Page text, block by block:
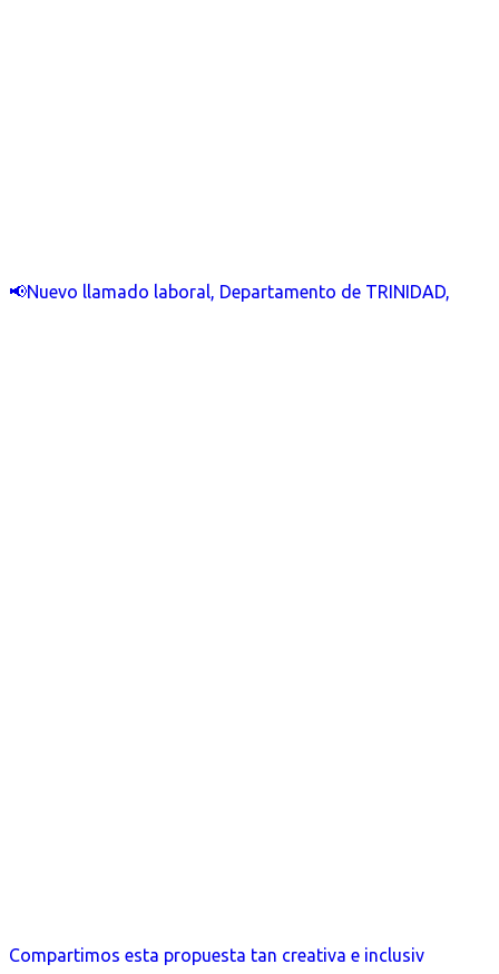
📢Nuevo llamado laboral, Departamento de TRINIDAD,
Compartimos esta propuesta tan creativa e inclusiv